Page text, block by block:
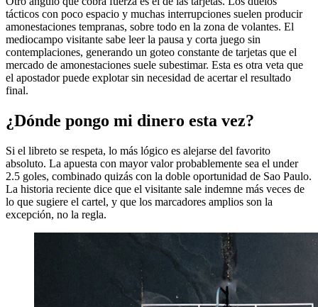
tácticos con poco espacio y muchas interrupciones suelen producir
amonestaciones tempranas, sobre todo en la zona de volantes. El
mediocampo visitante sabe leer la pausa y corta juego sin
contemplaciones, generando un goteo constante de tarjetas que el
mercado de amonestaciones suele subestimar. Esta es otra veta que
el apostador puede explotar sin necesidad de acertar el resultado
final.
¿Dónde pongo mi dinero esta vez?
Si el libreto se respeta, lo más lógico es alejarse del favorito
absoluto. La apuesta con mayor valor probablemente sea el under
2.5 goles, combinado quizás con la doble oportunidad de Sao Paulo.
La historia reciente dice que el visitante sale indemne más veces de
lo que sugiere el cartel, y que los marcadores amplios son la
excepción, no la regla.